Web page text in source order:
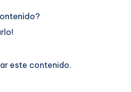
este contenido.